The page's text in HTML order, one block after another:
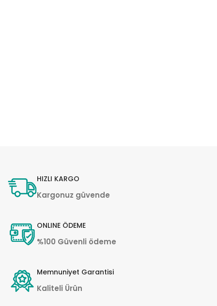
HIZLI KARGO
Kargonuz güvende
ONLINE ÖDEME
%100 Güvenli ödeme
Memnuniyet Garantisi
Kaliteli Ürün